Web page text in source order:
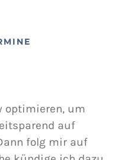
optimieren, um
auf
folg mir auf